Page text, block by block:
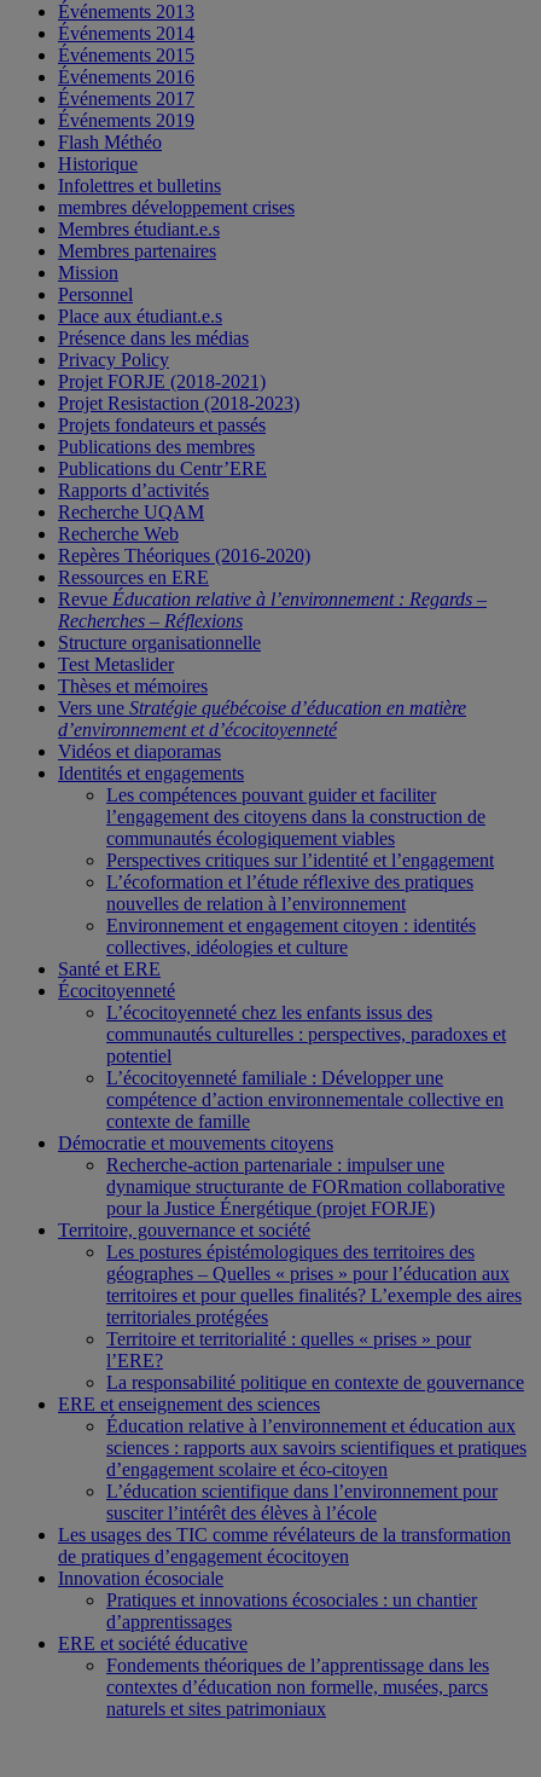
Événements 2013
Événements 2014
Événements 2015
Événements 2016
Événements 2017
Événements 2019
Flash Méthéo
Historique
Infolettres et bulletins
membres développement crises
Membres étudiant.e.s
Membres partenaires
Mission
Personnel
Place aux étudiant.e.s
Présence dans les médias
Privacy Policy
Projet FORJE (2018-2021)
Projet Resistaction (2018-2023)
Projets fondateurs et passés
Publications des membres
Publications du Centr’ERE
Rapports d’activités
Recherche UQAM
Recherche Web
Repères Théoriques (2016-2020)
Ressources en ERE
Revue Éducation relative à l’environnement : Regards –
Recherches – Réflexions
Structure organisationnelle
Test Metaslider
Thèses et mémoires
Vers une Stratégie québécoise d’éducation en matière
d’environnement et d’écocitoyenneté
Vidéos et diaporamas
Identités et engagements
Les compétences pouvant guider et faciliter
l’engagement des citoyens dans la construction de
communautés écologiquement viables
Perspectives critiques sur l’identité et l’engagement
L’écoformation et l’étude réflexive des pratiques
nouvelles de relation à l’environnement
Environnement et engagement citoyen : identités
collectives, idéologies et culture
Santé et ERE
Écocitoyenneté
L’écocitoyenneté chez les enfants issus des
communautés culturelles : perspectives, paradoxes et
potentiel
L’écocitoyenneté familiale : Développer une
compétence d’action environnementale collective en
contexte de famille
Démocratie et mouvements citoyens
Recherche-action partenariale : impulser une
dynamique structurante de FORmation collaborative
pour la Justice Énergétique (projet FORJE)
Territoire, gouvernance et société
Les postures épistémologiques des territoires des
géographes – Quelles « prises » pour l’éducation aux
territoires et pour quelles finalités? L’exemple des aires
territoriales protégées
Territoire et territorialité : quelles « prises » pour
l’ERE?
La responsabilité politique en contexte de gouvernance
ERE et enseignement des sciences
Éducation relative à l’environnement et éducation aux
sciences : rapports aux savoirs scientifiques et pratiques
d’engagement scolaire et éco-citoyen
L’éducation scientifique dans l’environnement pour
susciter l’intérêt des élèves à l’école
Les usages des TIC comme révélateurs de la transformation
de pratiques d’engagement écocitoyen
Innovation écosociale
Pratiques et innovations écosociales : un chantier
d’apprentissages
ERE et société éducative
Fondements théoriques de l’apprentissage dans les
contextes d’éducation non formelle, musées, parcs
naturels et sites patrimoniaux